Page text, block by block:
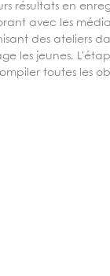
résultats en
avec les
des ateliers
les jeunes.
toutes les